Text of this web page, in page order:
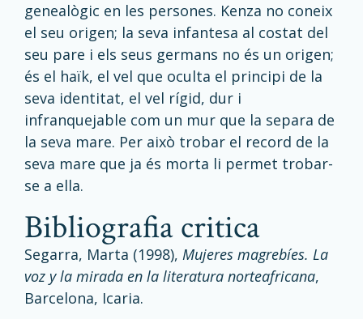
genealògic en les persones. Kenza no coneix
el seu origen; la seva infantesa al costat del
seu pare i els seus germans no és un origen;
és el haïk, el vel que oculta el principi de la
seva identitat, el vel rígid, dur i
infranquejable com un mur que la separa de
la seva mare. Per això trobar el record de la
seva mare que ja és morta li permet trobar-
se a ella.
bibliografia critica
Segarra, Marta (1998), Mujeres magrebíes. La
voz y la mirada en la literatura norteafricana,
Barcelona, Icaria.